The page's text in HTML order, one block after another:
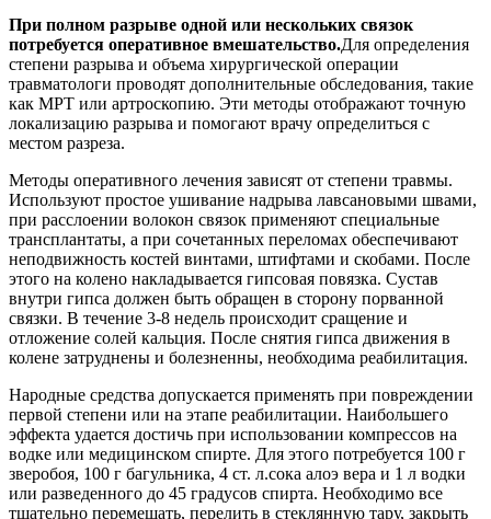
При полном разрыве одной или нескольких связок
потребуется оперативное вмешательство.Для определения
степени разрыва и объема хирургической операции
травматологи проводят дополнительные обследования, такие
как МРТ или артроскопию. Эти методы отображают точную
локализацию разрыва и помогают врачу определиться с
местом разреза.
Методы оперативного лечения зависят от степени травмы.
Используют простое ушивание надрыва лавсановыми швами,
при расслоении волокон связок применяют специальные
трансплантаты, а при сочетанных переломах обеспечивают
неподвижность костей винтами, штифтами и скобами. После
этого на колено накладывается гипсовая повязка. Сустав
внутри гипса должен быть обращен в сторону порванной
связки. В течение 3-8 недель происходит сращение и
отложение солей кальция. После снятия гипса движения в
колене затруднены и болезненны, необходима реабилитация.
Народные средства допускается применять при повреждении
первой степени или на этапе реабилитации. Наибольшего
эффекта удается достичь при использовании компрессов на
водке или медицинском спирте. Для этого потребуется 100 г
зверобоя, 100 г багульника, 4 ст. л.сока алоэ вера и 1 л водки
или разведенного до 45 градусов спирта. Необходимо все
тщательно перемешать, перелить в стеклянную тару, закрыть